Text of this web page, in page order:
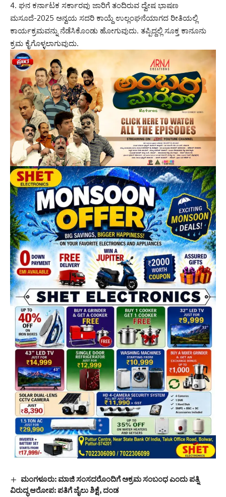
4. ಘನ ಕರ್ನಾಟಕ ಸರ್ಕಾರವು ಜಾರಿಗೆ ತಂದಿರುವ ದ್ವೇಷ ಭಾಷಣ
ಮಸೂದೆ-2025 ಅನ್ವಯ ಸದರಿ ಕಾಯ್ದೆ ಉಲ್ಲಂಘನೆಯಾಗದ ರೀತಿಯಲ್ಲಿ
ಕಾರ್ಯಕ್ರಮವನ್ನು ನೆಡೆಸಿಕೊಂಡು ಹೋಗುವುದು. ತಪ್ಪಿದ್ದಲ್ಲಿ ಸೂಕ್ತ ಕಾನೂನು
ಕ್ರಮ ಕೈಗೊಳ್ಳಲಾಗುವುದು.
ಮಂಗಳೂರು: ಮಾಜಿ ಸಂಸದರೊಂದಿಗೆ ಅಕ್ರಮ ಸಂಬಂಧ ಎಂದು ಪತ್ನಿ
ವಿರುದ್ಧ ಆರೋಪ: ಪತಿಗೆ ಜೈಲು ಶಿಕ್ಷೆ, ದಂಡ